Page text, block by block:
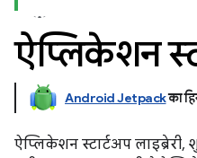
ऐप्लिकेशन
Android Jetpackका
ऐप्लिकेशन स्टार्टअप